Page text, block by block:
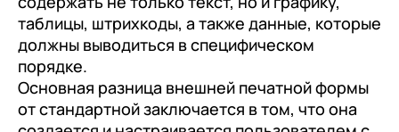
таблицы, штрихкоды, а также данные, которые
должны выводиться в специфическом
порядке.
Основная разница внешней печатной формы
от стандартной заключается в том, что она